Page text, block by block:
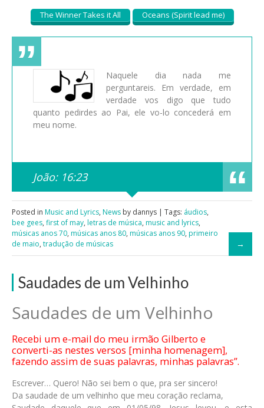
The Winner Takes it All Oceans (Spirit lead me)
Naquele dia nada me
perguntareis. Em verdade, em
verdade vos digo que tudo
quanto pedirdes ao Pai, ele vo-lo concederá em
meu nome.
João: 16:23
Posted in Music and Lyrics, News by dannys | Tags: áudios,
bee gees, first of may, letras de música, music and lyrics,
músicas anos 70, músicas anos 80, músicas anos 90, primeiro
de maio, tradução de músicas
Saudades de um Velhinho
Saudades de um Velhinho
Recebi um e-mail do meu irmão Gilberto e
converti-as nestes versos [minha homenagem],
fazendo assim de suas palavras, minhas palavras”.
Escrever… Quero! Não sei bem o que, pra ser sincero!
Da saudade de um velhinho que meu coração reclama,